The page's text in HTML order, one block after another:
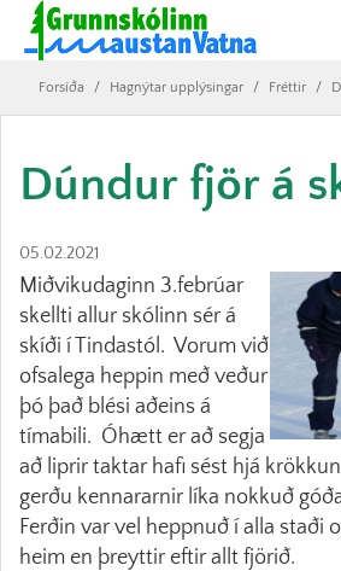
Forsíða / Hagnýtar upplýsingar / Fréttir /
Dúndur fjör á
05.02.2021
Miðvikudaginn 3.febrúar
skellti allur skólinn sér á
skíði í Tindastól. Vorum við
ofsalega heppin með veður
þó það blési aðeins á
tímabili. Óhætt er að segja
að liprir taktar hafi sést hjá
gerðu kennararnir líka nokkuð
Ferðin var vel heppnuð í alla staði
heim en þreyttir eftir allt fjörið.